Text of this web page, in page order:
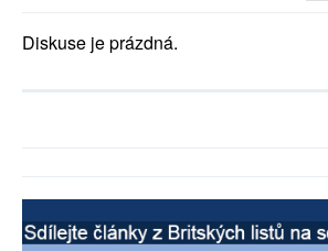
Diskuse je prázdná.